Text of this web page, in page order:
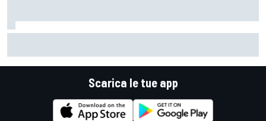
Scarica le tue app